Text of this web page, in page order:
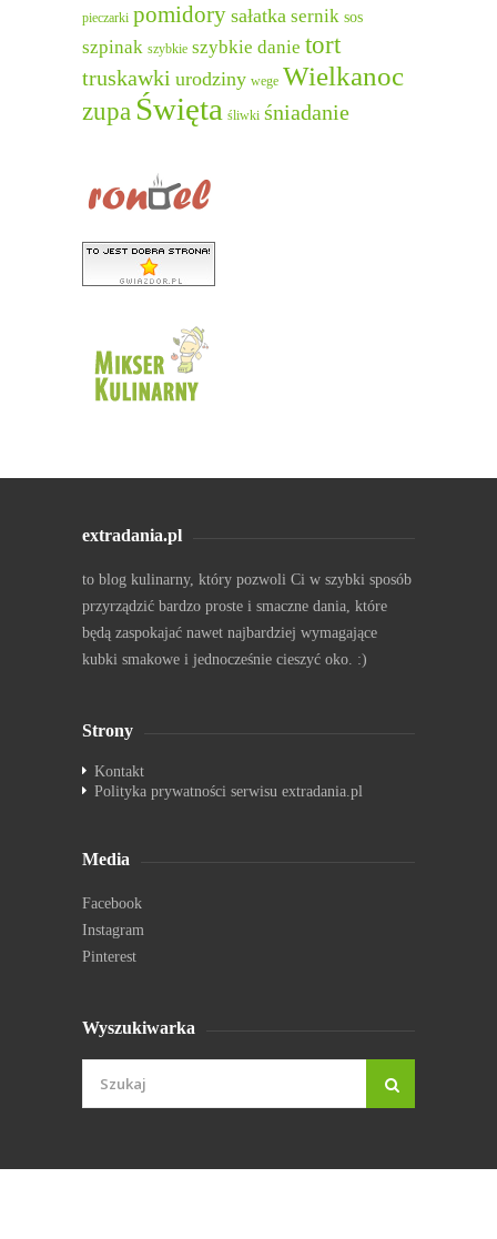
pieczarki pomidory sałatka sernik sos
szpinak szybkie szybkie danie tort
truskawki urodziny wege Wielkanoc
zupa Święta śliwki śniadanie
extradania.pl
to blog kulinarny, który pozwoli Ci w szybki sposób
przyrządzić bardzo proste i smaczne dania, które
będą zaspokajać nawet najbardziej wymagające
kubki smakowe i jednocześnie cieszyć oko. :)
Strony
Kontakt
Polityka prywatności serwisu extradania.pl
Media
Facebook
Instagram
Pinterest
Wyszukiwarka